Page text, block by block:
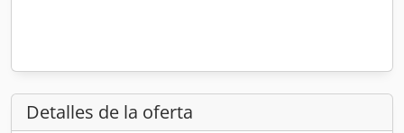
Detalles de la oferta